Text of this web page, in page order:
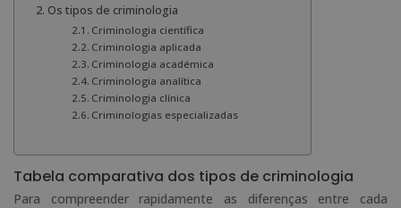
Os tipos de criminologia
Criminologia científica
Criminologia aplicada
Criminologia académica
Criminologia analítica
Criminologia clínica
Criminologias especializadas
Tabela comparativa dos tipos de criminologia
Para compreender rapidamente as diferenças entre cada